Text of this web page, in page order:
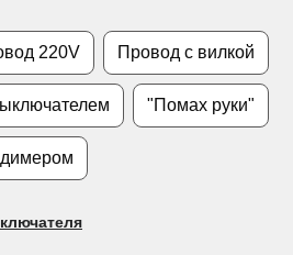
220V Провод с вилкой
"Помах руки"